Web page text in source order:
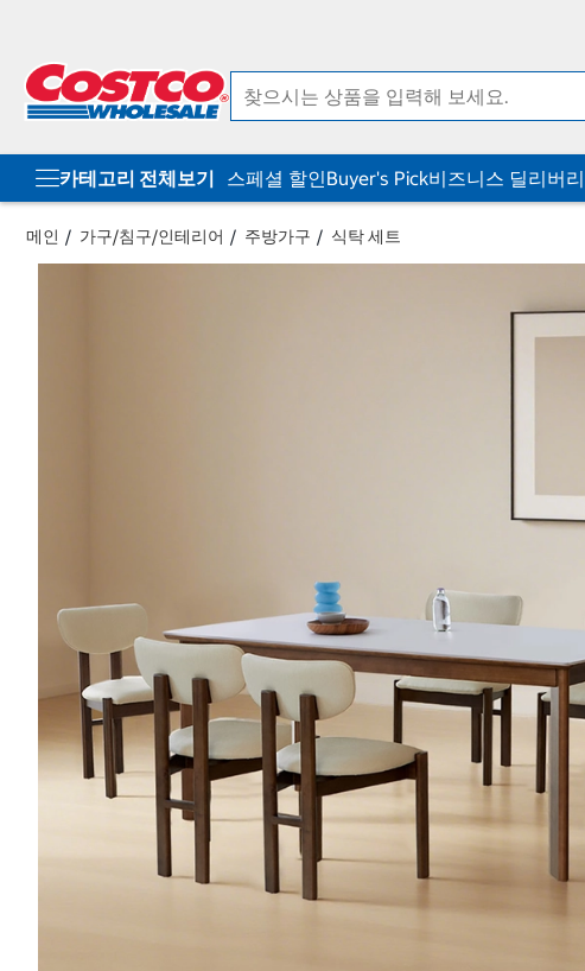
카테고리 전체보기 스페셜 할인Buyer's Pick비즈니스 딜리버리
메인 가구/침구/인테리어 주방가구 식탁 세트